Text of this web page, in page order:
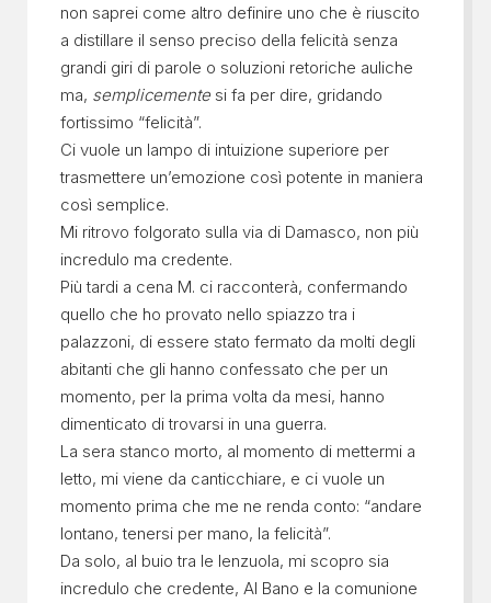
non saprei come altro definire uno che è riuscito
a distillare il senso preciso della felicità senza
grandi giri di parole o soluzioni retoriche auliche
ma, semplicementesi fa per dire, gridando
fortissimo “felicità”.
Ci vuole un lampo di intuizione superiore per
trasmettere un’emozione così potente in maniera
così semplice.
Mi ritrovo folgorato sulla via di Damasco, non più
incredulo ma credente.
Più tardi a cena M. ci racconterà, confermando
quello che ho provato nello spiazzo tra i
palazzoni, di essere stato fermato da molti degli
abitanti che gli hanno confessato che per un
momento, per la prima volta da mesi, hanno
dimenticato di trovarsi in una guerra.
La sera stanco morto, al momento di mettermi a
letto, mi viene da canticchiare, e ci vuole un
momento prima che me ne renda conto: “andare
lontano, tenersi per mano, la felicità”.
Da solo, al buio tra le lenzuola, mi scopro sia
incredulo che credente, Al Bano e la comunione